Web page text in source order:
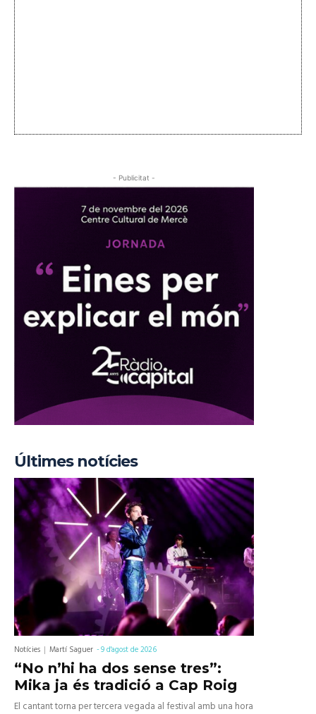
- Publicitat -
Últimes notícies
Notícies Martí Saguer -9 d'agost de 2026
“No n’hi ha dos sense tres”:
Mika ja és tradició a Cap Roig
El cantant torna per tercera vegada al festival amb una hora